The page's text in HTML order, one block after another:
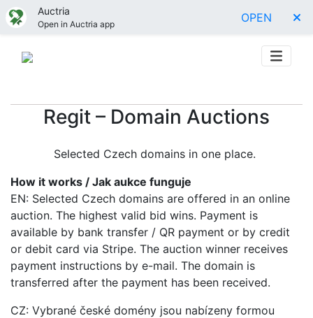
Auctria
Open in Auctria app OPEN
Regit – Domain Auctions
Selected Czech domains in one place.
How it works / Jak aukce funguje
EN: Selected Czech domains are offered in an online
auction. The highest valid bid wins. Payment is
available by bank transfer / QR payment or by credit
or debit card via Stripe. The auction winner receives
payment instructions by e-mail. The domain is
transferred after the payment has been received.
CZ: Vybrané české domény jsou nabízeny formou